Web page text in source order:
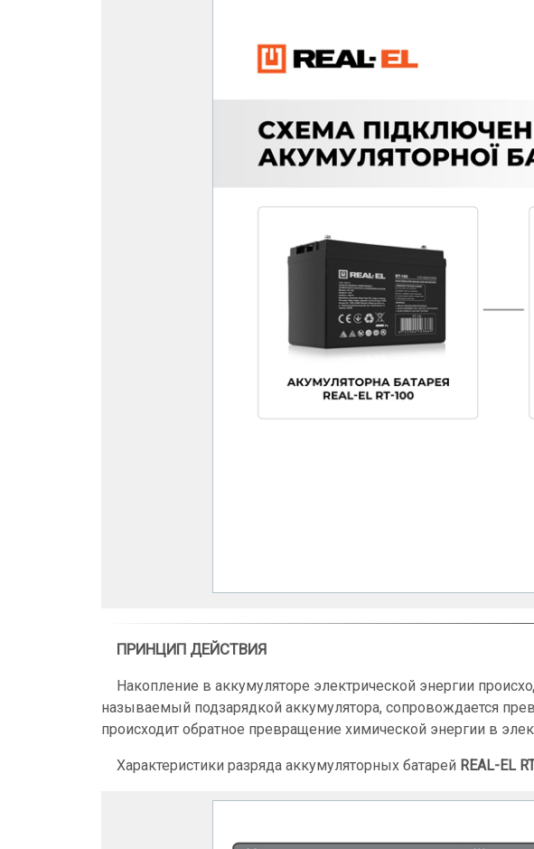
ПРИНЦИП ДЕЙСТВИЯ
Накопление в аккумуляторе электрической энергии
называемый подзарядкой аккумулятора, сопровождается
происходит обратное превращение химической энергии в
Характеристики разряда аккумуляторных батарей REAL-EL